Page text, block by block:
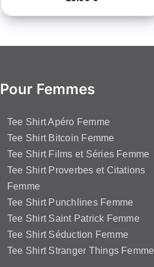
Pour Femmes
Tee Shirt Apéro Femme
Tee Shirt Bitcoin Femme
Tee Shirt Films et Séries Femme
Tee Shirt Proverbes et Citations
Femme
Tee Shirt Punchlines Femme
Tee Shirt Saint Patrick Femme
Tee Shirt Séduction Femme
Tee Shirt Stranger Things Femme